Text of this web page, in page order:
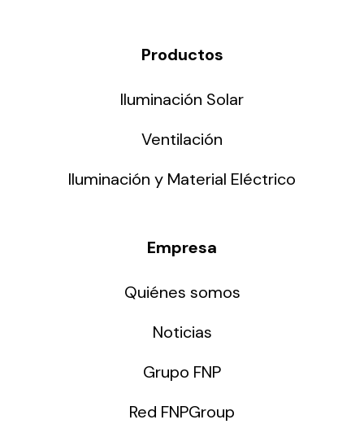
Productos
Iluminación Solar
Ventilación
Iluminación y Material Eléctrico
Empresa
Quiénes somos
Noticias
Grupo FNP
Red FNPGroup